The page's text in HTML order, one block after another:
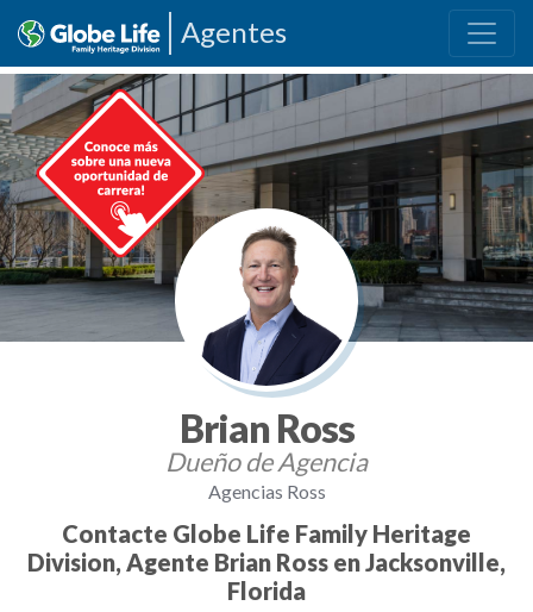
Agentes
Brian Ross
Dueño de Agencia
Agencias Ross
Contacte Globe Life Family Heritage
Division, Agente Brian Ross en Jacksonville,
Florida